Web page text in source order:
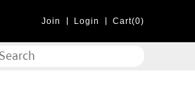
Join Login Cart(0)